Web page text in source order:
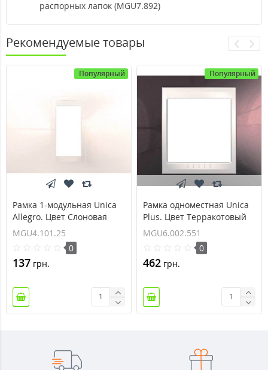
распорных лапок (MGU7.892)
Рекомендуемые товары
Популярный
Рамка 1-модульная Unica
Allegro. Цвет Слоновая
кость MGU4.101.25
MGU4.101.25
0
137 грн.
Популярный
Рамка одноместная Unica
Plus. Цвет Терракотовый
MGU6.002.551
MGU6.002.551
0
462 грн.